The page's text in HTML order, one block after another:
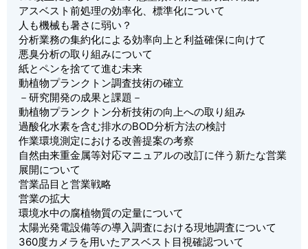
アスベスト前処理の効率化、標準化について
人も機械も暑さに弱い？
分析業務の集約化による効率向上と利益確保に向けて
悪臭分析の取り組みについて
紙とペンを捨てて進む未来
動植物プランクトン調査技術の確立
－研究開発の成果と課題－
動植物プランクトン分析技術の向上への取り組み
過酸化水素を含む排水のBOD分析方法の検討
作業環境測定における改善提案の考察
自然由来重金属等対応マニュアルの改訂に伴う新たな営業
展開について
営業品目と営業戦略
営業の拡大
環境水中の腐植物質の定量について
太陽光発電設備等の導入調査における現地調査について
360度カメラを用いたアスベスト目視確認ついて